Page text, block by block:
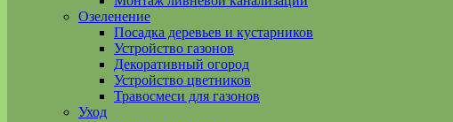
Озеленение
Посадка деревьев и кустарников
Устройство газонов
Декоративный огород
Устройство цветников
Травосмеси для газонов
Уход